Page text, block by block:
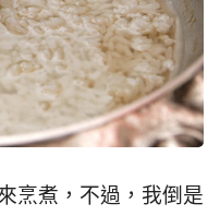
烹煮，不過，我倒是